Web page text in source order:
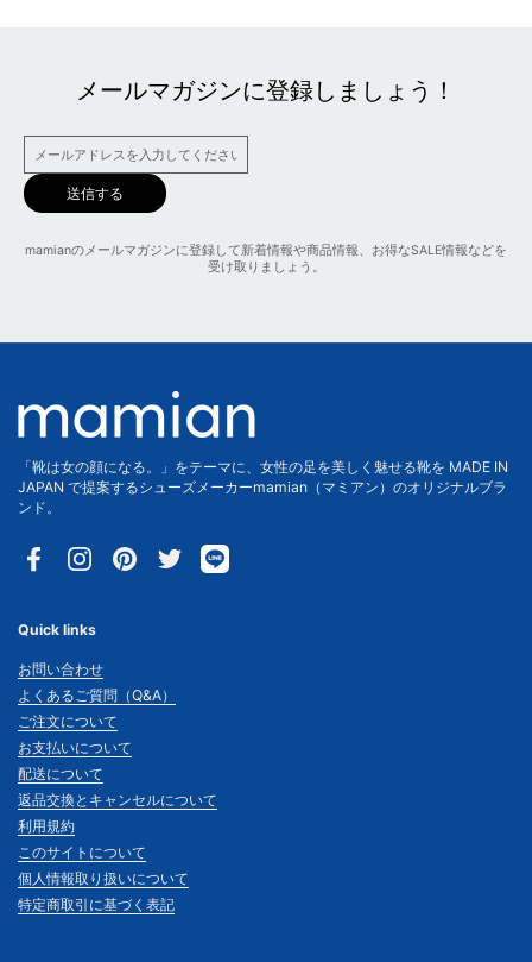
メールマガジンに登録しましょう！
送信する
mamianのメールマガジンに登録して新着情報や商品情報、お得なSALE情報などを
受け取りましょう。
「靴は女の顔になる。」をテーマに、女性の足を美しく魅せる靴を MADE IN
JAPAN で提案するシューズメーカーmamian（マミアン）のオリジナルブラ
ンド。
FacebookInstagramPinterestTwitter
Quick links
お問い合わせ
よくあるご質問（Q&A）
ご注文について
お支払いについて
配送について
返品交換とキャンセルについて
利用規約
このサイトについて
個人情報取り扱いについて
特定商取引に基づく表記